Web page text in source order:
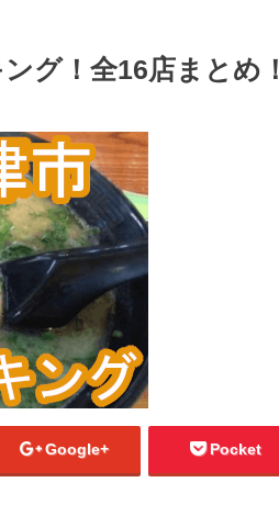
グ！全16店まとめ！
Google+ Pocket